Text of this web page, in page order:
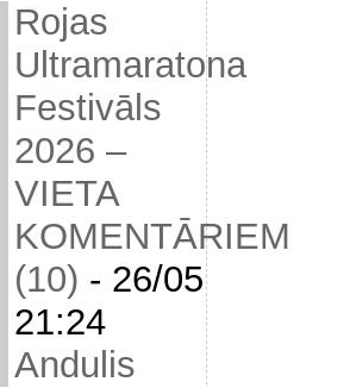
Rojas
Ultramaratona
Festivāls
2026 –
VIETA
KOMENTĀRIEM
(10) - 26/05
21:24
Andulis